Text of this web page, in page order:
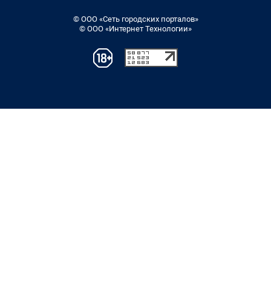
© ООО «Сеть городских порталов»
© ООО «Интернет Технологии»